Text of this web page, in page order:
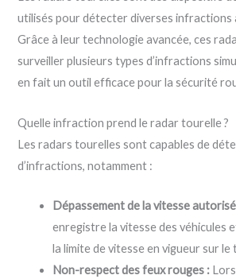
utilisés pour détecter diverses infractions
Grâce à leur technologie avancée, ces
surveiller plusieurs types d’infractions
en fait un outil efficace pour la sécurité
Quelle infraction prend le radar tourelle ?
Les radars tourelles sont capables de
d’infractions, notamment :
Dépassement de la vitesse
enregistre la vitesse des véhicules
la limite de vitesse en vigueur sur
Non-respect des feux rouges :